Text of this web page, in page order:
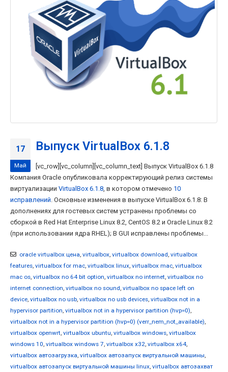
17
Май
Выпуск VirtualBox 6.1.8
[vc_row][vc_column][vc_column_text] Выпуск VirtualBox 6.1.8
Компания Oracle опубликовала корректирующий релиз системы
виртуализации VirtualBox 6.1.8, в котором отмечено 10
исправлений. Основные изменения в выпуске VirtualBox 6.1.8: В
дополнениях для гостевых систем устранены проблемы со
сборкой в Red Hat Enterprise Linux 8.2, CentOS 8.2 и Oracle Linux 8.2
(при использовании ядра RHEL); В GUI исправлены проблемы...
oracle virtualbox цена, virtualbox, virtualbox download, virtualbox
features, virtualbox for mac, virtualbox linux, virtualbox mac, virtualbox
mac os, virtualbox no 64 bit option, virtualbox no internet, virtualbox no
internet connection, virtualbox no sound, virtualbox no space left on
device, virtualbox no usb, virtualbox no usb devices, virtualbox not in a
hypervisor partition, virtualbox not in a hypervisor partition (hvp=0),
virtualbox not in a hypervisor partition (hvp=0) (verr_nem_not_available),
virtualbox openwrt, virtualbox ubuntu, virtualbox windows, virtualbox
windows 10, virtualbox windows 7, virtualbox x32, virtualbox x64,
virtualbox автозагрузка, virtualbox автозапуск виртуальной машины,
virtualbox автозапуск виртуальной машины linux, virtualbox автозахват